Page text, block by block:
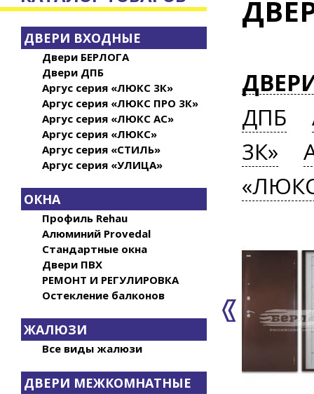
ДВЕРИ ВХОДНЫЕ
Двери БЕРЛОГА
Двери ДПБ
Аргус серия «ЛЮКС 3К»
Аргус серия «ЛЮКС ПРО 3К»
Аргус серия «ЛЮКС АС»
Аргус серия «ЛЮКС»
Аргус серия «СТИЛЬ»
Аргус серия «УЛИЦА»
ОКНА
Профиль Rehau
Алюминий Provedal
Стандартные окна
Двери ПВХ
РЕМОНТ И РЕГУЛИРОВКА
Остекление балконов
ЖАЛЮЗИ
Все виды жалюзи
ДВЕРИ МЕЖКОМНАТНЫЕ
ДПБ
3К»